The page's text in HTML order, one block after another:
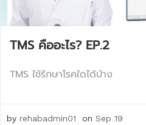
TMS คืออะไร? EP.2
TMS ใช้รักษาโรคใดได้บ้าง
by rehabadmin01 on Sep 19